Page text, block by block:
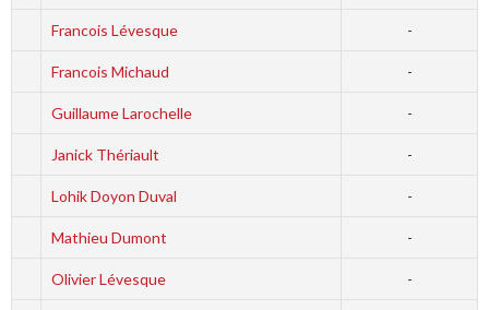
Francois Lévesque -
Francois Michaud -
Guillaume Larochelle -
Janick Thériault -
Lohik Doyon Duval -
Mathieu Dumont -
Olivier Lévesque -